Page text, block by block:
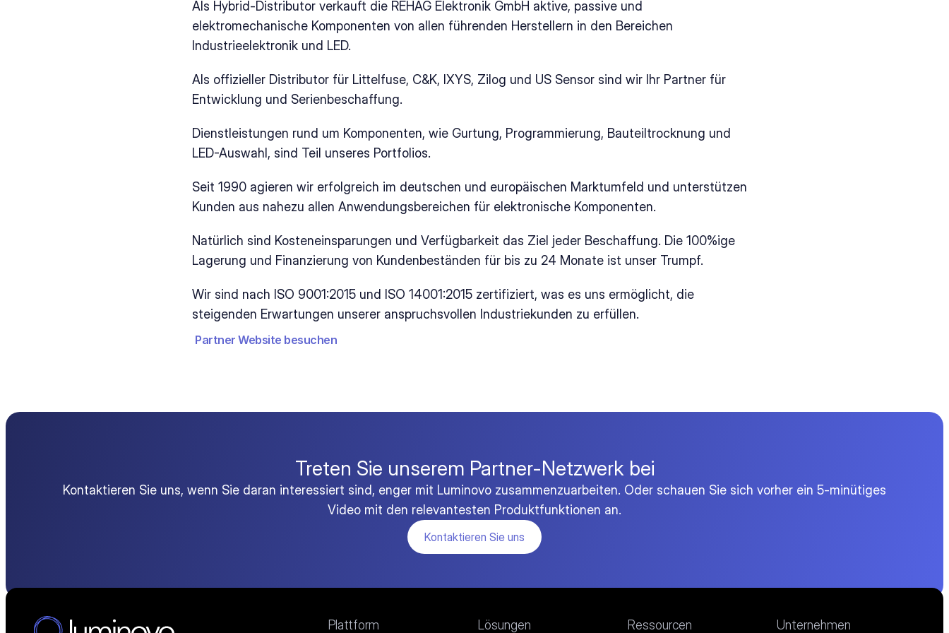
Als Hybrid-Distributor verkauft die REHAG Elektronik GmbH aktive, passive und
elektromechanische Komponenten von allen führenden Herstellern in den Bereichen
Industrieelektronik und LED.
Als offizieller Distributor für Littelfuse, C&K, IXYS, Zilog und US Sensor sind wir Ihr Partner für
Entwicklung und Serienbeschaffung.
Dienstleistungen rund um Komponenten, wie Gurtung, Programmierung, Bauteiltrocknung und
LED-Auswahl, sind Teil unseres Portfolios.
Seit 1990 agieren wir erfolgreich im deutschen und europäischen Marktumfeld und unterstützen
Kunden aus nahezu allen Anwendungsbereichen für elektronische Komponenten.
Natürlich sind Kosteneinsparungen und Verfügbarkeit das Ziel jeder Beschaffung. Die 100%ige
Lagerung und Finanzierung von Kundenbeständen für bis zu 24 Monate ist unser Trumpf.
Wir sind nach ISO 9001:2015 und ISO 14001:2015 zertifiziert, was es uns ermöglicht, die
steigenden Erwartungen unserer anspruchsvollen Industriekunden zu erfüllen.
Partner Website besuchen
Treten Sie unserem Partner-Netzwerk bei
Kontaktieren Sie uns, wenn Sie daran interessiert sind, enger mit Luminovo zusammenzuarbeiten. Oder schauen Sie sich vorher ein 5-minütiges
Video mit den relevantesten Produktfunktionen an.
Kontaktieren Sie uns
Plattform Lösungen Ressourcen Unternehmen